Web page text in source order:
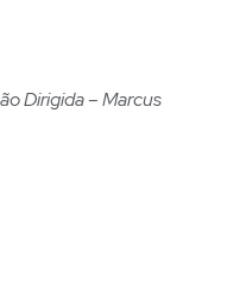
Dirigida – Marcus